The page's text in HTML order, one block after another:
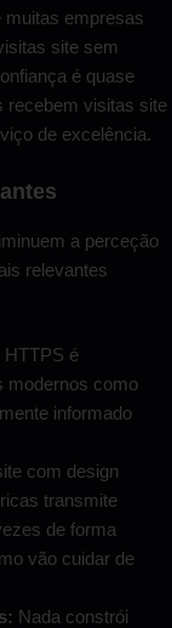
muitas empresas
site sem
é quase
recebem visitas site
de excelência.
a perceção
relevantes
é
modernos como
informado
com design
transmite
de forma
vão cuidar de
Nada constrói